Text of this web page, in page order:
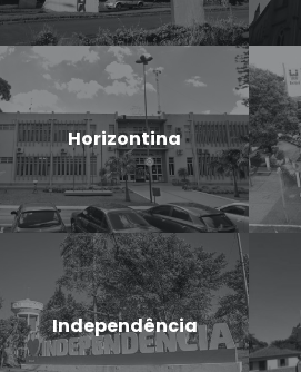
Horizontina
Independência